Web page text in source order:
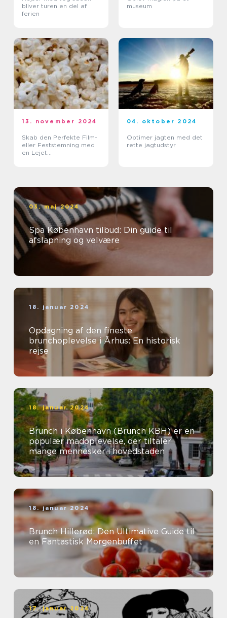
bliver turen en del af
ferien
museum
13. november 2024
Skab den Perfekte Film-
eller Feststemning med
en Lejet
04. oktober 2024
Optimer jagten med det
rette jagtudstyr
03. maj 2024
Spa København tilbud: Din guide til
afslapning og velvære
18. januar 2024
Opdagning af den fineste
brunchoplevelse i Århus: En historisk
rejse
18. januar 2024
Brunch i København (Brunch KBH) er en
populær madoplevelse, der tiltaler
mange mennesker i hovedstaden
18. januar 2024
Brunch Hillerød: Den Ultimative Guide til
en Fantastisk Morgenbuffet
17. januar 2024